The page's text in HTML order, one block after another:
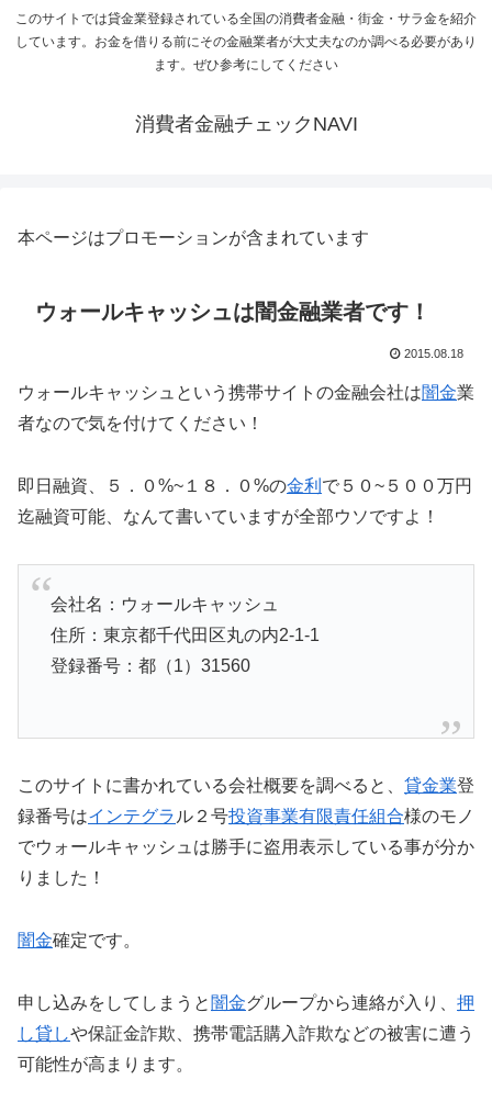
このサイトでは貸金業登録されている全国の消費者金融・街金・サラ金を紹介
しています。お金を借りる前にその金融業者が大丈夫なのか調べる必要があり
ます。ぜひ参考にしてください
消費者金融チェックNAVI
本ページはプロモーションが含まれています
ウォールキャッシュは闇金融業者です！
2015.08.18
ウォールキャッシュという携帯サイトの金融会社は闇金業
者なので気を付けてください！
即日融資、５．０%~１８．０%の金利 で５０~５００万円
迄融資可能、なんて書いていますが全部ウソですよ！
会社名：ウォールキャッシュ
住所：東京都千代田区丸の内2-1-1
登録番号：都（1）31560
このサイトに書かれている会社概要を調べると、 貸金業登
録番号はインテグラ ル２号投資事業有限責任組合様のモノ
でウォールキャッシュは勝手に盗用表示している事が分か
りました！
闇金確定です。
申し込みをしてしまうと 闇金グループから連絡が入り、 押
し貸しや保証金詐欺、携帯電話購入詐欺などの被害に遭う
可能性が高まります。